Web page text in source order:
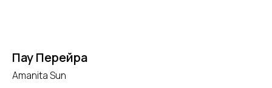
Пау Перейра
Amanita Sun